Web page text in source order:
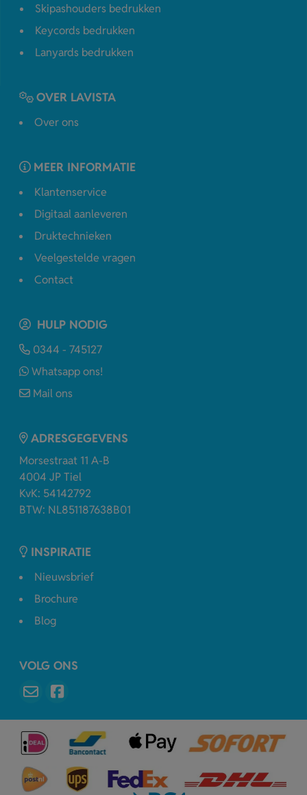
Skipashouders bedrukken
Keycords bedrukken
Lanyards bedrukken
OVER LAVISTA
Over ons
MEER INFORMATIE
Klantenservice
Digitaal aanleveren
Druktechnieken
Veelgestelde vragen
Contact
HULP NODIG
0344 - 745127
Whatsapp ons!
Mail ons
ADRESGEGEVENS
Morsestraat 11 A-B
4004 JP Tiel
KvK: 54142792
BTW: NL851187638B01
INSPIRATIE
Nieuwsbrief
Brochure
Blog
VOLG ONS